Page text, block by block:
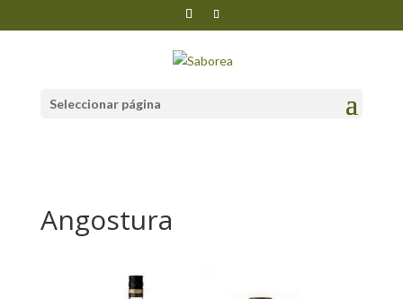
Seleccionar página
Angostura